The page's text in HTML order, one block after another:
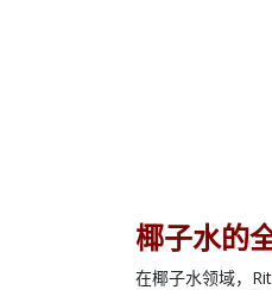
椰子水的
在椰子水领域，